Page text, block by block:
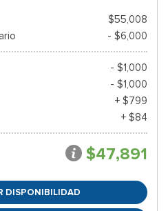
$55,008
- $6,000
- $1,000
- $1,000
+ $799
+ $84
$47,891
DISPONIBILIDAD